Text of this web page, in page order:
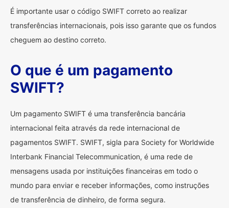
É importante usar o código SWIFT correto ao realizar
transferências internacionais, pois isso garante que os fundos
cheguem ao destino correto.
O que é um pagamento
SWIFT?
Um pagamento SWIFT é uma transferência bancária
internacional feita através da rede internacional de
pagamentos SWIFT. SWIFT, sigla para Society for Worldwide
Interbank Financial Telecommunication, é uma rede de
mensagens usada por instituições financeiras em todo o
mundo para enviar e receber informações, como instruções
de transferência de dinheiro, de forma segura.